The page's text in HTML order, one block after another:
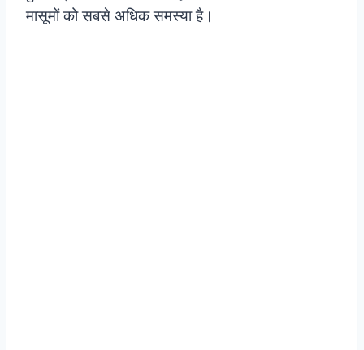
मासूमों को सबसे अधिक समस्या है।